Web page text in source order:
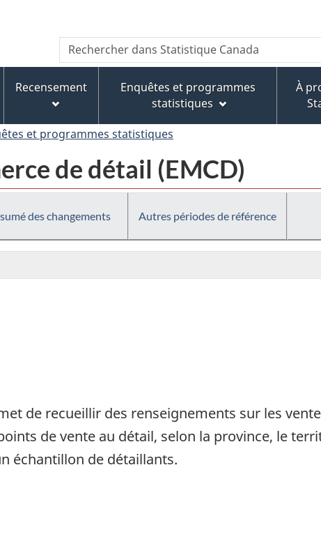
au
contenu
principal
« À
propos
de
ce
version
HTML
simplifiée
Recherche
Rechercher
dans
Canada
Recensement
Enquêtes et programmes
statistiques
À
et programmes statistiques
de détail (EMCD)
des changements Autres périodes de référence
de recueillir des renseignements sur les
de vente au détail, selon la province, le
échantillon de détaillants.